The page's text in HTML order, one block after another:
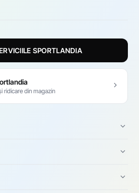
SPORTLANDIA
ridicare din magazin